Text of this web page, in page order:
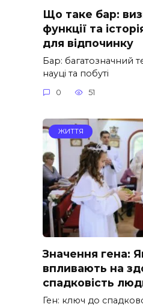
Що таке бар:
функції та
для відпочинку
Бар: багатозначний
науці та побуті
0 51
ЖИТТЯ
Значення гена:
впливають на
спадковість
Ген: ключ до